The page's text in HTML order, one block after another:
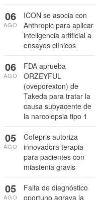
ICON se asocia con
Anthropic para aplicar
inteligencia artificial a
ensayos clínicos
06
AGO
FDA aprueba
ORZEYFUL
(oveporexton) de
Takeda para tratar la
causa subyacente de
la narcolepsia tipo 1
06
AGO
Cofepris autoriza
innovadora terapia
para pacientes con
miastenia gravis
05
AGO
Falta de diagnóstico
oportuno agrava la
05
AGO